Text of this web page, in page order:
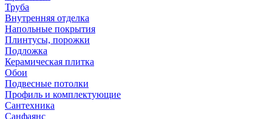
Труба
Внутренняя отделка
Напольные покрытия
Плинтусы, порожки
Подложка
Керамическая плитка
Обои
Подвесные потолки
Профиль и комплектующие
Сантехника
Санфаянс